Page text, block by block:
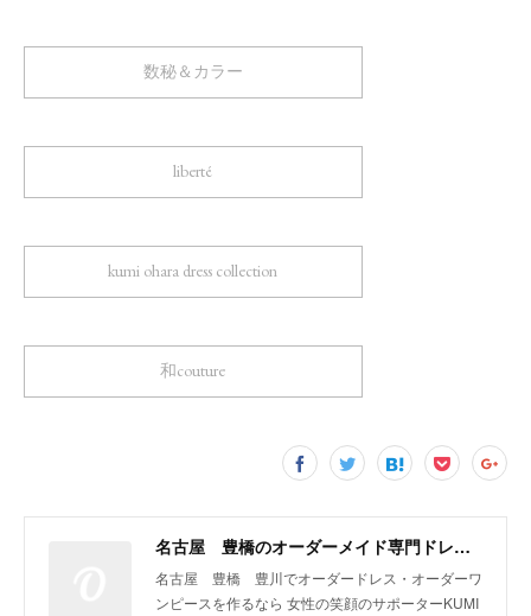
数秘＆カラー
liberté
kumi ohara dress collection
和couture
名古屋 豊橋のオーダーメイド専門ドレスデザイナー KUMI OHARA
名古屋 豊橋 豊川でオーダードレス・オーダーワ
ンピースを作るなら 女性の笑顔のサポーターKUMI